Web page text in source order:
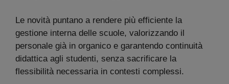
Le novità puntano a rendere più efficiente la
gestione interna delle scuole, valorizzando il
personale già in organico e garantendo continuità
didattica agli studenti, senza sacrificare la
flessibilità necessaria in contesti complessi.